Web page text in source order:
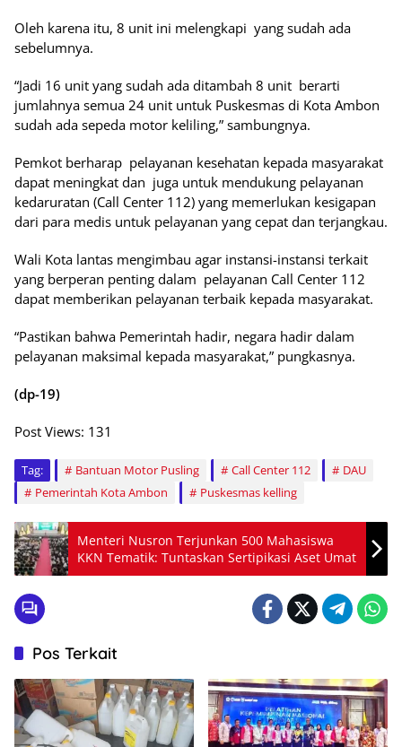
Oleh karena itu, 8 unit ini melengkapi yang sudah ada
sebelumnya.
“Jadi 16 unit yang sudah ada ditambah 8 unit berarti
jumlahnya semua 24 unit untuk Puskesmas di Kota Ambon
sudah ada sepeda motor keliling,” sambungnya.
Pemkot berharap pelayanan kesehatan kepada masyarakat
dapat meningkat dan juga untuk mendukung pelayanan
kedaruratan (Call Center 112) yang memerlukan kesigapan
dari para medis untuk pelayanan yang cepat dan terjangkau.
Wali Kota lantas mengimbau agar instansi-instansi terkait
yang berperan penting dalam pelayanan Call Center 112
dapat memberikan pelayanan terbaik kepada masyarakat.
“Pastikan bahwa Pemerintah hadir, negara hadir dalam
pelayanan maksimal kepada masyarakat,” pungkasnya.
(dp-19)
Post Views: 131
Tag: Bantuan Motor Pusling Call Center 112
DAU
Pemerintah Kota Ambon
Puskesmas kelling
Menteri Nusron Terjunkan 500 Mahasiswa
KKN Tematik: Tuntaskan Sertipikasi Aset Umat
Pos Terkait